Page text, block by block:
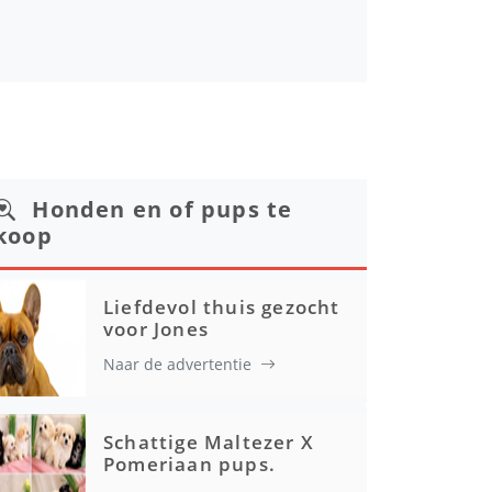
Honden en of pups te
Liefdevol thuis gezocht
voor Jones
Naar de advertentie
Schattige Maltezer X
Pomeriaan pups.